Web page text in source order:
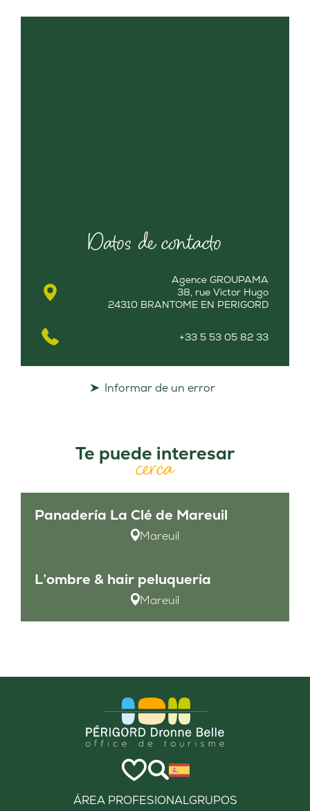
Datos de contacto
Agence GROUPAMA
38, rue Victor Hugo
24310 BRANTOME EN PERIGORD
+33 5 53 05 82 33
Informar de un error
Te puede interesar
cerca
Panadería La Clé de Mareuil
Mareuil
L’ombre & hair peluquería
Mareuil
ÁREA PROFESIONALGRUPOS